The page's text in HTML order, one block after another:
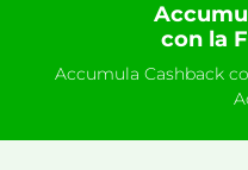
con la
Accumula Cashback